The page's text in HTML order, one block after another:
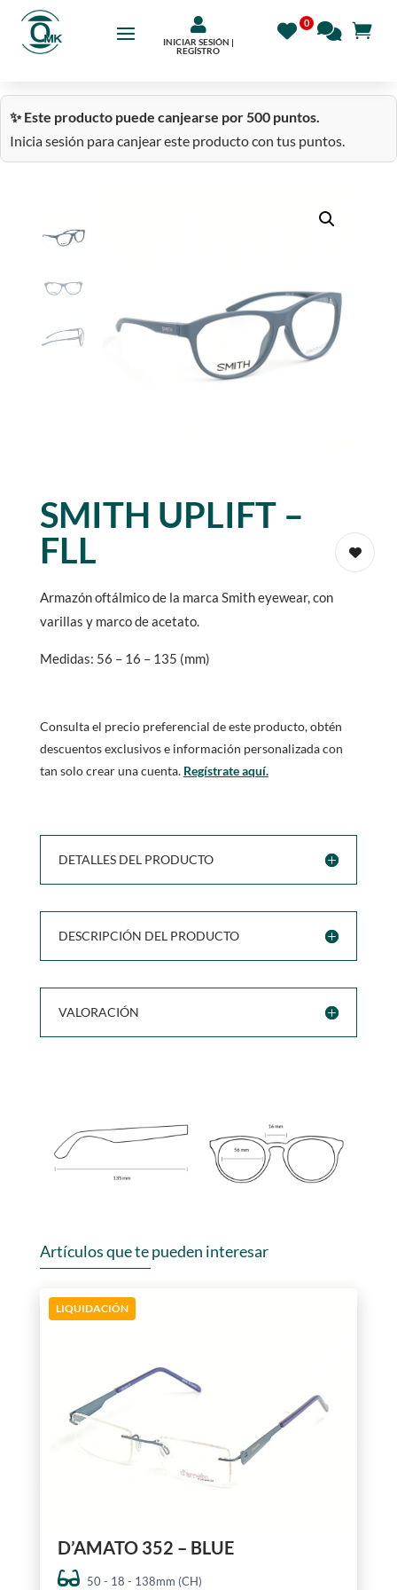

INICIAR SESIÓN |
REGÍSTRO
✨ Este producto puede canjearse por 500 puntos.
Inicia sesión para canjear este producto con tus puntos.
SMITH UPLIFT –
FLL
Armazón oftálmico de la marca Smith eyewear, con
varillas y marco de acetato.
Medidas: 56 – 16 – 135 (mm)
Consulta el precio preferencial de este producto, obtén
descuentos exclusivos e información personalizada con
tan solo crear una cuenta. Regístrate aquí.
DETALLES DEL PRODUCTO
DESCRIPCIÓN DEL PRODUCTO
VALORACIÓN
Artículos que te pueden interesar
LIQUIDACIÓN
D’AMATO 352 – BLUE
50 - 18 - 138mm (CH)